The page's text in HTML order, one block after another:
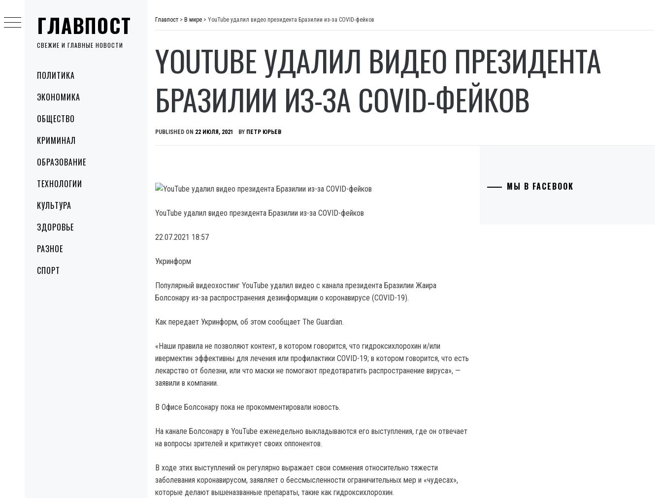
ГЛАВПОСТ
СВЕЖИЕ И ГЛАВНЫЕ НОВОСТИ
MenuПОЛИТИКА
ЭКОНОМИКА
ОБЩЕСТВО
КРИМИНАЛ
ОБРАЗОВАНИЕ
ТЕХНОЛОГИИ
КУЛЬТУРА
ЗДОРОВЬЕ
РАЗНОЕ
СПОРТ
to
content
Главпост > В мире > YouTube удалил видео президента Бразилии из-за COVID-фейков
YOUTUBE УДАЛИЛ ВИДЕО ПРЕЗИДЕНТА
БРАЗИЛИИ ИЗ-ЗА COVID-ФЕЙКОВ
PUBLISHED ON 22 ИЮЛЯ, 2021 BY ПЕТР ЮРЬЕВ
YouTube удалил видео президента Бразилии из-за COVID-фейков
22.07.2021 18:57
Укринформ
Популярный видеохостинг YouTube удалил видео с канала президента Бразилии Жаира
Болсонару из-за распространения дезинформации о коронавирусе (COVID-19).
Как передает Укринформ, об этом сообщает The Guardian.
«Наши правила не позволяют контент, в котором говорится, что гидроксихлорохин и/или
ивермектин эффективны для лечения или профилактики COVID-19; в котором говорится, что есть
лекарство от болезни, или что маски не помогают предотвратить распространение вируса», —
заявили в компании.
В Офисе Болсонару пока не прокомментировали новость.
На канале Болсонару в YouTube еженедельно выкладываются его выступления, где он отвечает
на вопросы зрителей и критикует своих оппонентов.
В ходе этих выступлений он регулярно выражает свои сомнения относительно тяжести
заболевания коронавирусом, заявляет о бессмысленности ограничительных мер и «чудесах»,
которые делают вышеназванные препараты, такие как гидроксихлорохин.
МЫ В FACEBOOK